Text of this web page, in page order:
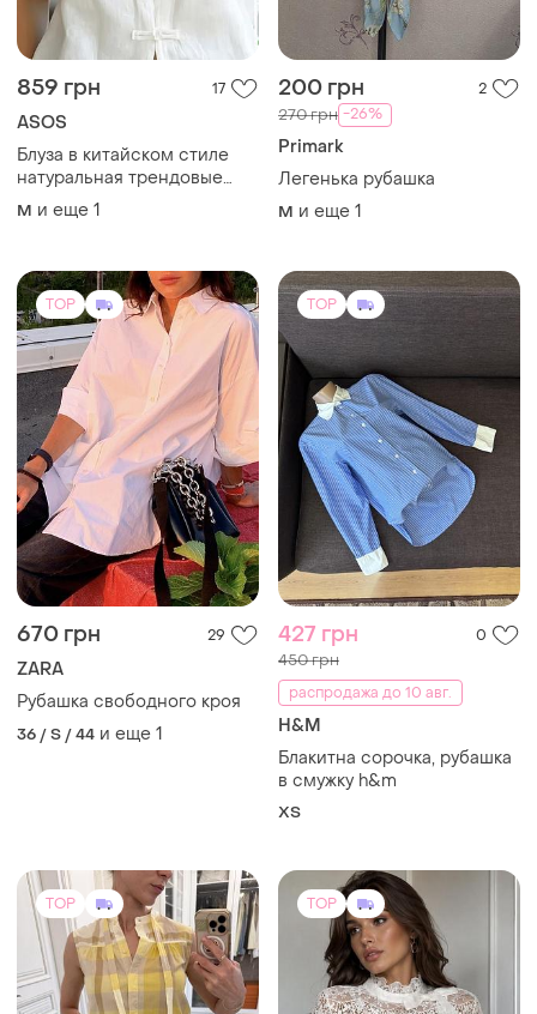
859 грн 17
ASOS
Блуза в китайском стиле
натуральная трендовые
блуза с застежками -
узелками р.m-l
M и еще 1
200 грн 2
270 грн -26%
Primark
Легенька рубашка
M и еще 1
TOP
670 грн 29
ZARA
Рубашка свободного кроя
36 / S / 44 и еще 1
TOP
427 грн 0
450 грн
распродажа до 10 авг.
H&M
Блакитна сорочка, рубашка
в смужку h&m
ХS
TOP TOP